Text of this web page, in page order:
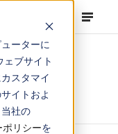
ーターに
ブサイト
スタマイ
イトおよ
社の
ポリシーを
ク